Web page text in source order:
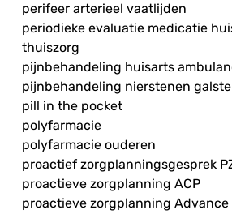
perifeer arterieel vaatlijden
periodieke evaluatie medicatie
thuiszorg
pijnbehandeling huisarts
pijnbehandeling nierstenen
pill in the pocket
polyfarmacie
polyfarmacie ouderen
proactief zorgplanningsgesprek
proactieve zorgplanning ACP
proactieve zorgplanning Advance